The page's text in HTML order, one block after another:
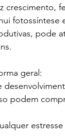
crescimento,
fotossíntese
pode
geral:
podem